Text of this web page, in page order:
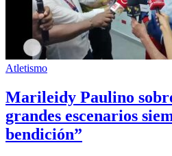
Atletismo
Marileidy Paulino
grandes escenarios
bendición”